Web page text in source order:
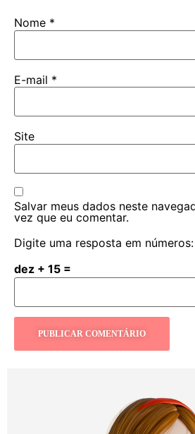
Nome *
E-mail *
Site
Salvar meus dados neste
vez que eu comentar.
Digite uma resposta em números:
dez + 15 =